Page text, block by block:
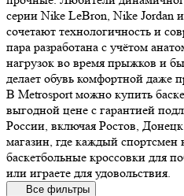
серии Nike LeBron, Nike Jordan
сочетают технологичность и
пара разработана с учётом
нагрузок во время прыжков и
делает обувь комфортной даже
В Metrosport можно купить
выгодной цене с гарантией
России, включая Ростов,
магазин, где каждый спортсмен
баскетбольные кроссовки для
или играете для удовольствия.
Все фильтры